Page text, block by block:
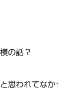
の話？
思われてなか